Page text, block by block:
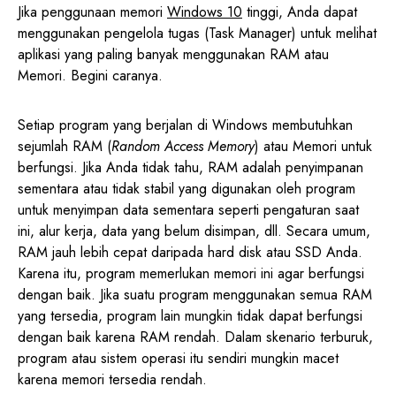
Jika penggunaan memori Windows 10 tinggi, Anda dapat
menggunakan pengelola tugas (Task Manager) untuk melihat
aplikasi yang paling banyak menggunakan RAM atau
Memori. Begini caranya.
Setiap program yang berjalan di Windows membutuhkan
sejumlah RAM (Random Access Memory) atau Memori untuk
berfungsi. Jika Anda tidak tahu, RAM adalah penyimpanan
sementara atau tidak stabil yang digunakan oleh program
untuk menyimpan data sementara seperti pengaturan saat
ini, alur kerja, data yang belum disimpan, dll. Secara umum,
RAM jauh lebih cepat daripada hard disk atau SSD Anda.
Karena itu, program memerlukan memori ini agar berfungsi
dengan baik. Jika suatu program menggunakan semua RAM
yang tersedia, program lain mungkin tidak dapat berfungsi
dengan baik karena RAM rendah. Dalam skenario terburuk,
program atau sistem operasi itu sendiri mungkin macet
karena memori tersedia rendah.